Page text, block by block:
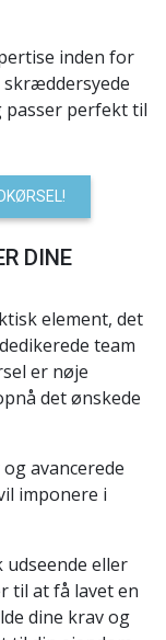
inden for
passer perfekt til
DINE
element, det
team
er nøje
det ønskede
avancerede
imponere i
eller
til at få lavet en
dine krav og